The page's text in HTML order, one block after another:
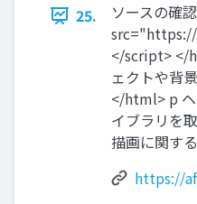
25.
ソースの確
</script> </
ェクトや背
</html> p
イブラリを
描画に関す
https://